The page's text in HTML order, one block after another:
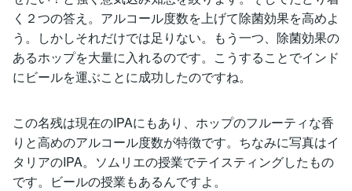
く２つの答え。アルコール度数を上げて除菌効果を高めよ
う。しかしそれだけでは足りない。もう一つ、除菌効果の
あるホップを大量に入れるのです。こうすることでインド
にビールを運ぶことに成功したのですね。
この名残は現在のIPAにもあり、ホップのフルーティな香
りと高めのアルコール度数が特徴です。ちなみに写真はイ
タリアのIPA。ソムリエの授業でテイスティングしたもの
です。ビールの授業もあるんですよ。